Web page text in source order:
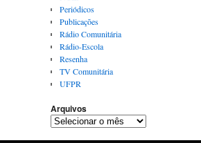
Periódicos
Publicações
Rádio Comunitária
Rádio-Escola
Resenha
TV Comunitária
UFPR
Arquivos